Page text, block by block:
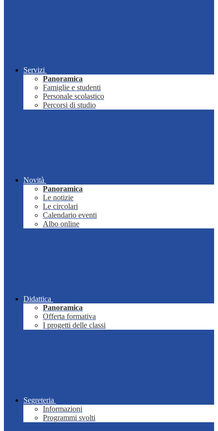
Servizi
Panoramica
Famiglie e studenti
Personale scolastico
Percorsi di studio
Novità
Panoramica
Le notizie
Le circolari
Calendario eventi
Albo online
Didattica
Panoramica
Offerta formativa
I progetti delle classi
Segreteria
Informazioni
Programmi svolti